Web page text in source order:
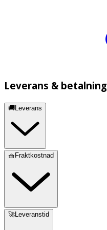
Leverans & betalning
🚚Leverans
🧺Fraktkostnad
🚀Leveranstid